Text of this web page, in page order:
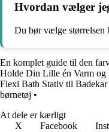
Hvordan vælger
Du bør vælge størrelsen
En komplet guide til den
Holde Din Lille én Varm og
Flexi Bath Stativ til Badekar
børnetøj •
At dele er kærligt
X
Facebook